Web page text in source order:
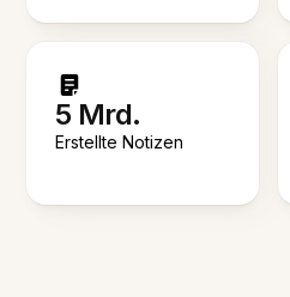
5 Mrd.
Erstellte Notizen